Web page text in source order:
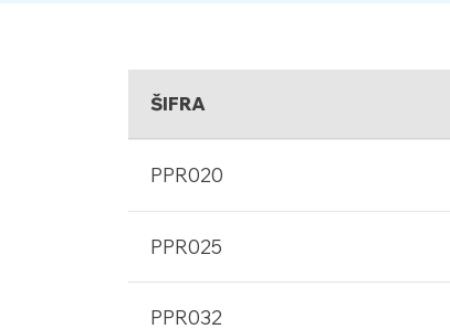
ŠIFRA
PPR020
PPR025
PPR032